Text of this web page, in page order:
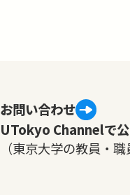
お問い合わせ
UTokyo Channelで
（東京大学の教員・職